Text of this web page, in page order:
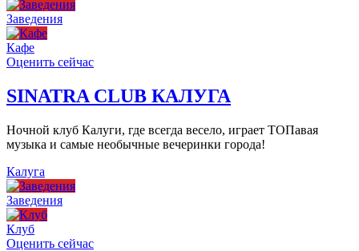
Заведения
Кафе
Оценить сейчас
SINATRA CLUB КАЛУГА
Ночной клуб Калуги, где всегда весело, играет ТОПавая
музыка и самые необычные вечеринки города!
Калуга
Заведения
Клуб
Оценить сейчас